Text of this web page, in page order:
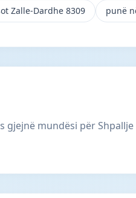
Zalle-Dardhe 8309 punë
gjejnë mundësi për